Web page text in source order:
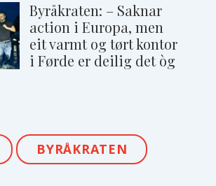
Byråkraten: – Saknar
action i Europa, men
eit varmt og tørt kontor
i Førde er deilig det òg
BYRÅKRATEN